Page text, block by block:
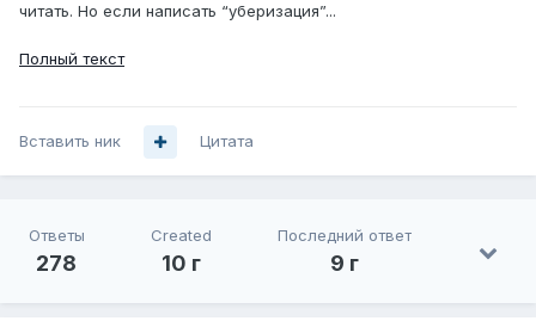
читать. Но если написать “уберизация”...
Полный текст
Вставить ник Цитата
Ответы
278
Created
10 г
Последний ответ
9 г